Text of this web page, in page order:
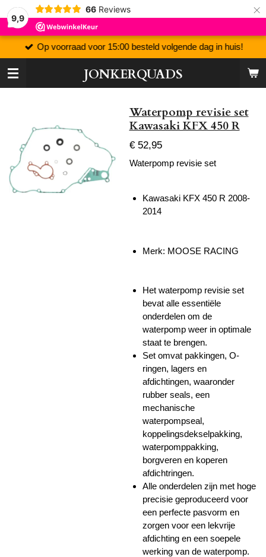
9,9
66 Reviews ×
JONKERQUADS
Op voorraad voor 15:00 besteld volgende dag in huis!
Waterpomp revisie set
Kawasaki KFX 450 R
€ 52,95
Waterpomp revisie set
Kawasaki KFX 450 R 2008-
2014
Merk: MOOSE RACING
Het waterpomp revisie set
bevat alle essentiële
onderdelen om de
waterpomp weer in optimale
staat te brengen.
Set omvat pakkingen, O-
ringen, lagers en
afdichtingen, waaronder
rubber seals, een
mechanische
waterpompseal,
koppelingsdekselpakking,
waterpomppakking,
borgveren en koperen
afdichtringen.
Alle onderdelen zijn met hoge
precisie geproduceerd voor
een perfecte pasvorm en
zorgen voor een lekvrije
afdichting en een soepele
werking van de waterpomp.